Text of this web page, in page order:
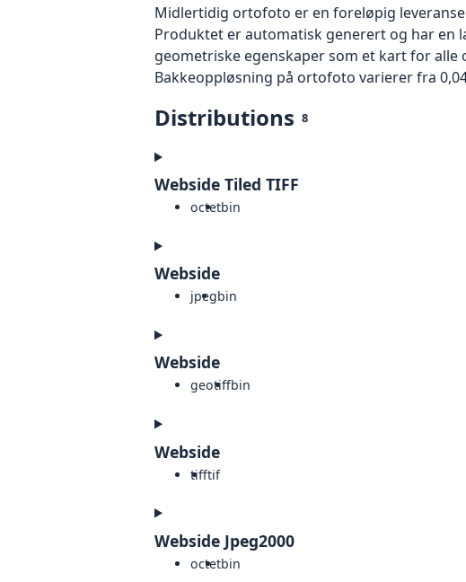
Midlertidig ortofoto er en foreløpig
Produktet er automatisk generert og har
geometriske egenskaper som et kart for
Bakkeoppløsning på ortofoto varierer fra
Distributions 8
Webside Tiled TIFF
octetbin
Webside
jpegbin
Webside
geotiffbin
Webside
tifftif
Webside Jpeg2000
octetbin